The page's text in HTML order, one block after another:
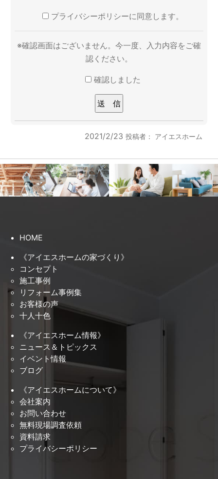
プライバシーポリシーに同意します。
※確認画面はございません。今一度、入力内容をご確
認ください。
確認しました
2021/2/23 投稿者： アイエスホーム
HOME
《アイエスホームの家づくり》
コンセプト
施工事例
リフォーム事例集
お客様の声
十人十色
《アイエスホーム情報》
ニュース＆トピックス
イベント情報
ブログ
《アイエスホームについて》
会社案内
お問い合わせ
無料現場調査依頼
資料請求
プライバシーポリシー